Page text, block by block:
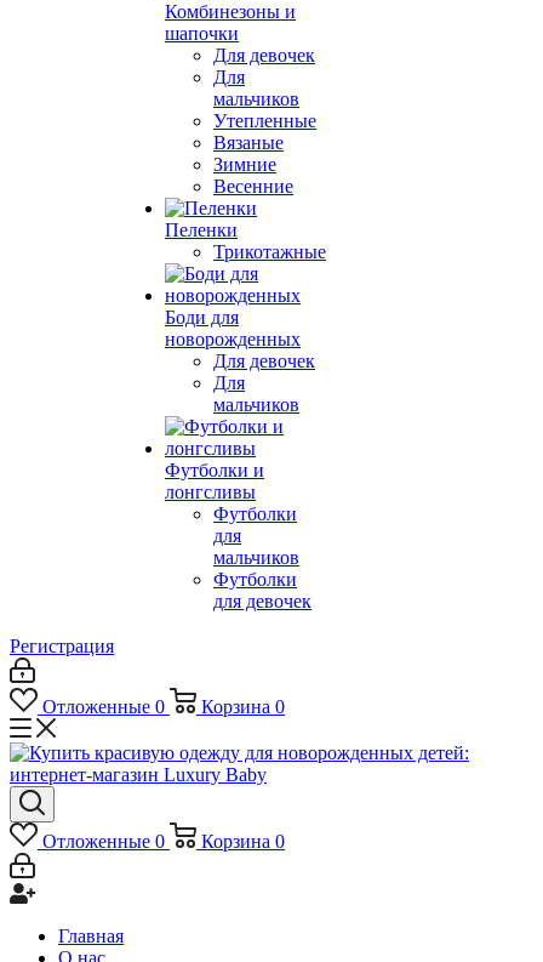
Комбинезоны и
шапочки
Для девочек
Для
мальчиков
Утепленные
Вязаные
Зимние
Весенние
Пеленки
Трикотажные
Боди для
новорожденных
Для девочек
Для
мальчиков
Футболки и
лонгсливы
Футболки
для
мальчиков
Футболки
для девочек
Регистрация
Отложенные 0 Корзина 0
Отложенные 0 Корзина 0
Главная
О нас